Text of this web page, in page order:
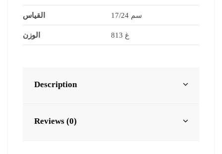
القياس 17/24 سم
الوزن 813 غ
Description
Reviews (0)